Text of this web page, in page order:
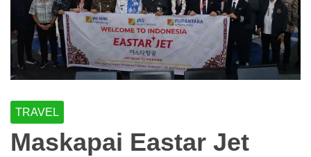
TRAVEL
Maskapai Eastar Jet